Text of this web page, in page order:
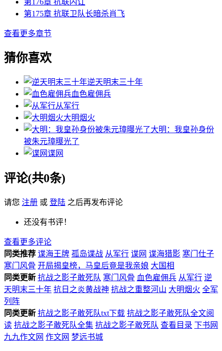
第175章 抗联卫队长暗杀肖飞
查看更多章节
猜你喜欢
逆天明末三十年
血色雇佣兵
从军行
大明烟火
大明：我皇孙身份
被朱元璋曝光了
谍网
评论(共0条)
请您 注册 或 登陆 之后再发布评论
还没有书评！
查看更多评论
同类推荐 谍海王牌 孤岛谍战 从军行 谍网 谍海猎影 寒门仕子
寒门风骨 开局揭皇榜，马皇后竟是我亲娘 大国相
同类更新 抗战之影子敢死队 寒门风骨 血色雇佣兵 从军行 逆
天明末三十年 抗日之炎黄战神 抗战之重整河山 大明烟火 全军
列阵
同类更新 抗战之影子敢死队txt下载 抗战之影子敢死队全文阅
读 抗战之影子敢死队全集 抗战之影子敢死队 查看目录 下书网
九九作文网 作文网 梦远书城